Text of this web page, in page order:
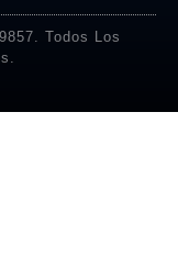
Todos Los